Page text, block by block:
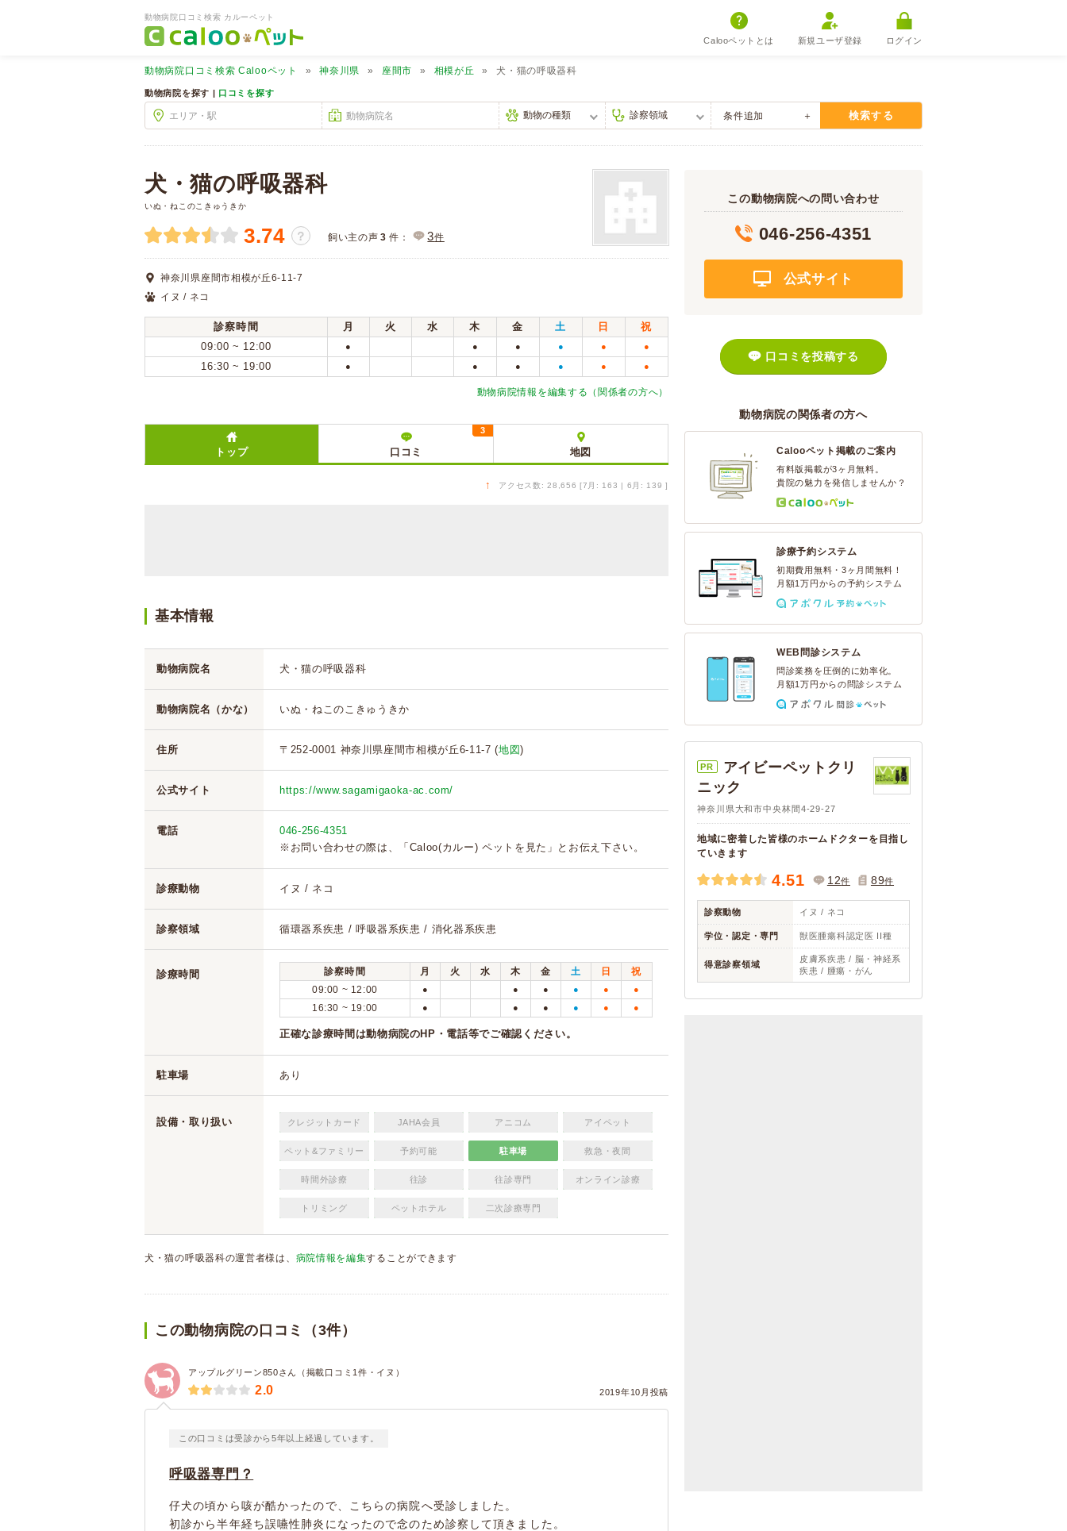
動物病院口コミ検索 カルーペット
Calooペットとは 新規ユーザ登録 ログイン
動物病院口コミ検索 Calooペット 神奈川県 座間市 相模が丘 犬・猫の呼吸器科
動物病院を探す | 口コミを探す
条件追加 検索する
犬・猫の呼吸器科
いぬ・ねこのこきゅうきか
3.74 ？ 飼い主の声 3 件： 3件
神奈川県座間市相模が丘6-11-7
イヌ / ネコ
診察時間 月 火 水 木 金 土 日
祝
09:00 ~ 12:00
● ● ● ● ● ●
16:30 ~ 19:00 ● ● ● ● ● ●
動物病院情報を編集する（関係者の方へ）
トップ 口コミ
3
地図
↑ アクセス数: 28,656 [7月: 163 | 6月: 139 ]
基本情報
動物病院名 犬・猫の呼吸器科
動物病院名（かな） いぬ・ねこのこきゅうきか
住所 〒252-0001 神奈川県座間市相模が丘6-11-7 (地図)
公式サイト https://www.sagamigaoka-ac.com/
電話
046-256-4351
※お問い合わせの際は、「Caloo(カルー) ペットを見た」とお伝え下さい。
診療動物 イヌ / ネコ
診察領域 循環器系疾患 / 呼吸器系疾患 / 消化器系疾患
診療時間 診察時間 月 火 水 木 金 土 日
祝
09:00 ~ 12:00
● ● ● ● ● ●
16:30 ~ 19:00 ● ● ● ● ● ●
正確な診療時間は動物病院のHP・電話等でご確認ください。
駐車場 あり
設備・取り扱い クレジットカード JAHA会員 アニコム アイペット
ペット&ファミリー 予約可能 駐車場 救急・夜間
時間外診療 往診 往診専門 オンライン診療
トリミング ペットホテル 二次診療専門
犬・猫の呼吸器科の運営者様は、 病院情報を編集することができます
この動物病院の口コミ（3件）
アップルグリーン850さん（掲載口コミ1件・イヌ）
2019年10月投稿
2.0
この口コミは受診から5年以上経過しています。
呼吸器専門？
仔犬の頃から咳が酷かったので、こちらの病院へ受診しました。
初診から半年経ち誤嚥性肺炎になったので念のため診察して頂きました。
この動物病院への問い合わせ
046-256-4351
公式サイト
口コミを投稿する
動物病院の関係者の方へ
Calooペット掲載のご案内
有料版掲載が3ヶ月無料。
貴院の魅力を発信しませんか？
診療予約システム
初期費用無料・3ヶ月間無料！
月額1万円からの予約システム
WEB問診システム
問診業務を圧倒的に効率化。
月額1万円からの問診システム
PR
アイビーペットクリ
ニック
神奈川県大和市中央林間4-29-27
地域に密着した皆様のホームドクターを目指し
ていきます
4.51 12件 89件
診察動物 イヌ / ネコ
学位・認定・専門 獣医腫瘍科認定医 II種
得意診察領域
皮膚系疾患 / 脳・神経系
疾患 / 腫瘍・がん